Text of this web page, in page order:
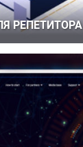
РЕПЕТИТОРА